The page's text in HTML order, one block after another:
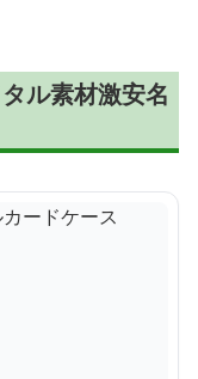
ル素材激安名